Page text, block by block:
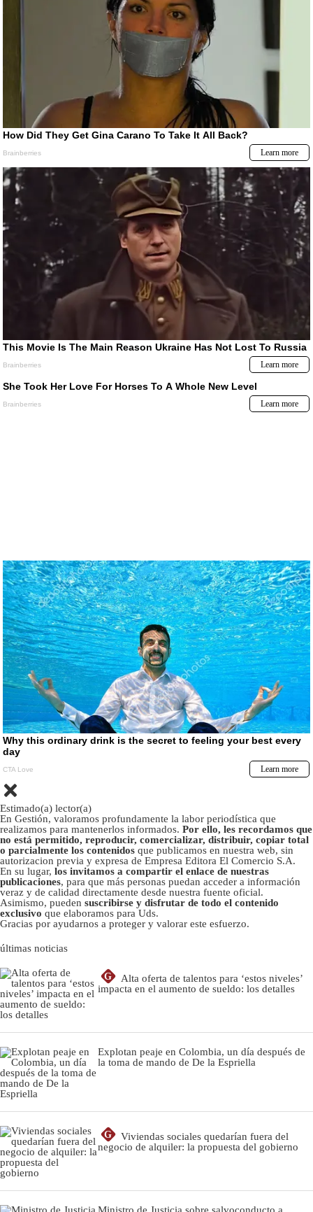
Estimado(a) lector(a)
En Gestión, valoramos profundamente la labor periodística que
realizamos para mantenerlos informados. Por ello, les recordamos que
no está permitido, reproducir, comercializar, distribuir, copiar total
o parcialmente los contenidos que publicamos en nuestra web, sin
autorizacion previa y expresa de Empresa Editora El Comercio S.A.
En su lugar, los invitamos a compartir el enlace de nuestras
publicaciones, para que más personas puedan acceder a información
veraz y de calidad directamente desde nuestra fuente oficial.
Asimismo, pueden suscribirse y disfrutar de todo el contenido
exclusivo que elaboramos para Uds.
Gracias por ayudarnos a proteger y valorar este esfuerzo.
últimas noticias
G
Alta oferta de talentos para ‘estos niveles’
impacta en el aumento de sueldo: los detalles
Explotan peaje en Colombia, un día después de
la toma de mando de De la Espriella
G
Viviendas sociales quedarían fuera del
negocio de alquiler: la propuesta del gobierno
Ministro de Justicia sobre salvoconducto a